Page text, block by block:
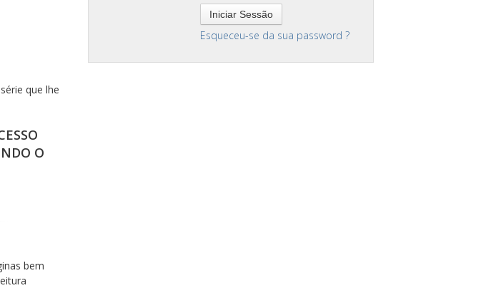
Iniciar Sessão
Esqueceu-se da sua password ?
que lhe
O
bem